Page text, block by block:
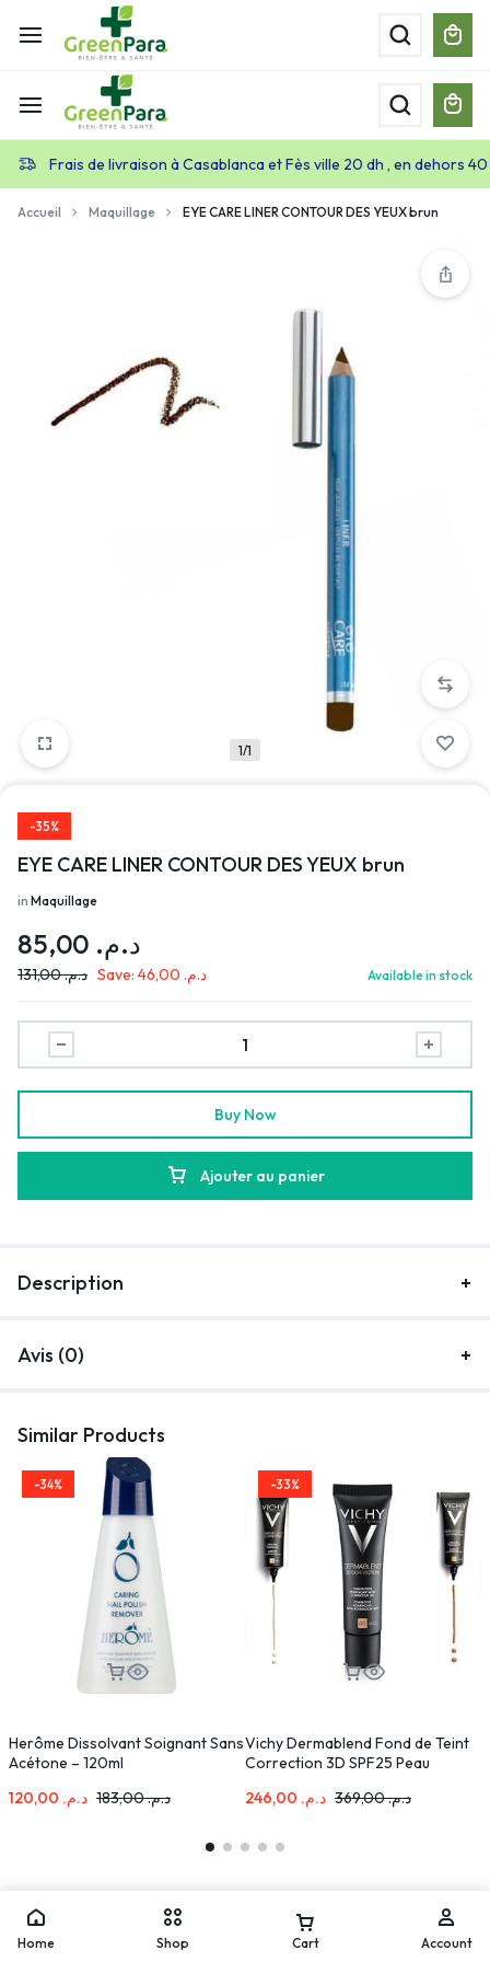
Frais de livraison à Casablanca et Fès ville 20 dh , en dehors
Accueil Maquillage EYE CARE LINER CONTOUR DES YEUX brun
1/1
-35%
EYE CARE LINER CONTOUR DES YEUX brun
in Maquillage
د.م.
د.م.131,00 Save: د.م. Available in stock
Ajouter au panier
Buy Now
Description
Avis (0)
Similar Products
-34%
Herôme Dissolvant Soignant Sans
Acétone – 120ml
د.م.
د.م.183,00
-33%
Vichy Dermablend Fond de Teint
Correction 3D SPF25 Peau
د.م. د.م.369,00
Home Shop Cart Account